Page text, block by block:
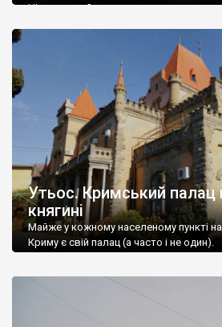
Ніжин греки?
Утьос. Кримський палац
княгині
Майже у кожному населеному пункті
Криму є свій палац (а часто і не один).